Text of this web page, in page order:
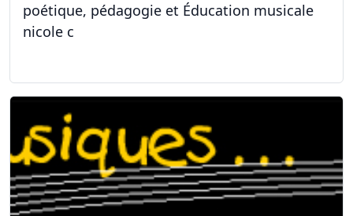
poétique, pédagogie et Éducation musicale
nicole c